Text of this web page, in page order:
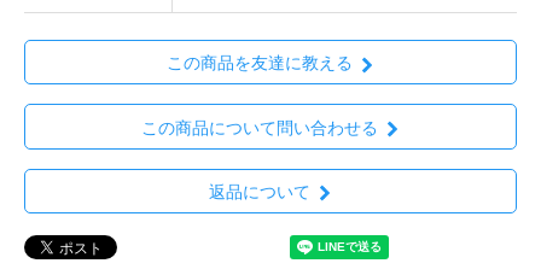
この商品を友達に教える
この商品について問い合わせる
返品について